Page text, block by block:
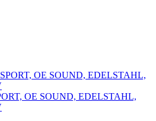
OE SOUND, EDELSTAHL,